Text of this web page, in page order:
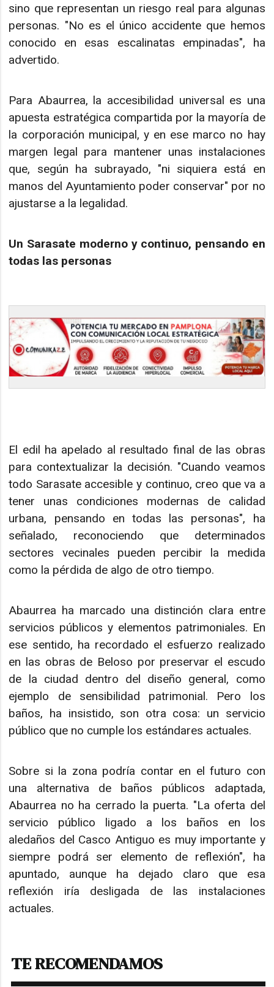
sino que representan un riesgo real para algunas
personas. "No es el único accidente que hemos
conocido en esas escalinatas empinadas", ha
advertido.
Para Abaurrea, la accesibilidad universal es una
apuesta estratégica compartida por la mayoría de
la corporación municipal, y en ese marco no hay
margen legal para mantener unas instalaciones
que, según ha subrayado, "ni siquiera está en
manos del Ayuntamiento poder conservar" por no
ajustarse a la legalidad.
Un Sarasate moderno y continuo, pensando en
todas las personas
El edil ha apelado al resultado final de las obras
para contextualizar la decisión. "Cuando veamos
todo Sarasate accesible y continuo, creo que va a
tener unas condiciones modernas de calidad
urbana, pensando en todas las personas", ha
señalado, reconociendo que determinados
sectores vecinales pueden percibir la medida
como la pérdida de algo de otro tiempo.
Abaurrea ha marcado una distinción clara entre
servicios públicos y elementos patrimoniales. En
ese sentido, ha recordado el esfuerzo realizado
en las obras de Beloso por preservar el escudo
de la ciudad dentro del diseño general, como
ejemplo de sensibilidad patrimonial. Pero los
baños, ha insistido, son otra cosa: un servicio
público que no cumple los estándares actuales.
Sobre si la zona podría contar en el futuro con
una alternativa de baños públicos adaptada,
Abaurrea no ha cerrado la puerta. "La oferta del
servicio público ligado a los baños en los
aledaños del Casco Antiguo es muy importante y
siempre podrá ser elemento de reflexión", ha
apuntado, aunque ha dejado claro que esa
reflexión iría desligada de las instalaciones
actuales.
TE RECOMENDAMOS